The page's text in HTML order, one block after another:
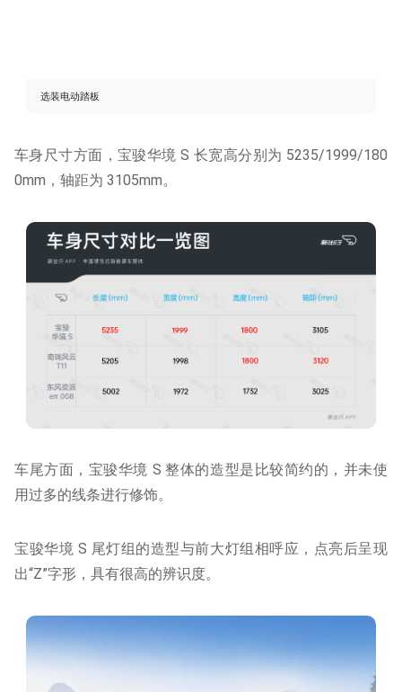
选装电动踏板
车身尺寸方面，宝骏华境 S 长宽高分别为 5235/1999/180
0mm，轴距为 3105mm。
车尾方面，宝骏华境 S 整体的造型是比较简约的，并未使
用过多的线条进行修饰。
宝骏华境 S 尾灯组的造型与前大灯组相呼应，点亮后呈现
出“Z”字形，具有很高的辨识度。